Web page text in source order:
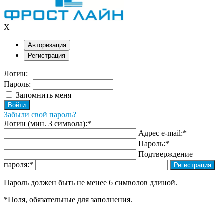
X
Авторизация
Регистрация
Логин:
Пароль:
Запомнить меня
Забыли свой пароль?
Логин (мин. 3 символа):*
Адрес e-mail:*
Пароль:*
Подтверждение
пароля:*
Пароль должен быть не менее 6 символов длиной.
*Поля, обязательные для заполнения.